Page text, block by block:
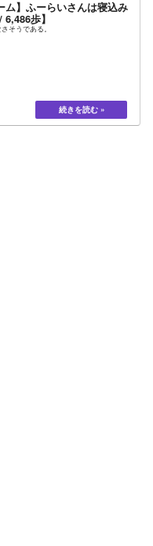
ム】ふーらいさんは寝込み
歩】
そうである。